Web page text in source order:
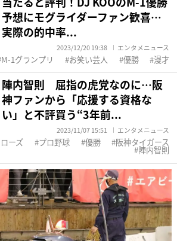
予想にモグライダーファン歓喜…
実際の的中率...
2023/12/20 19:38 エンタメニュース
M-1グランプリ お笑い芸人 優勝 漫才
陣内智則 屈指の虎党なのに…阪
神ファンから「応援する資格な
い」と不評買う“3年前...
2023/11/07 15:51 エンタメニュース
ーズ プロ野球 優勝 阪神タイガース
陣内智則